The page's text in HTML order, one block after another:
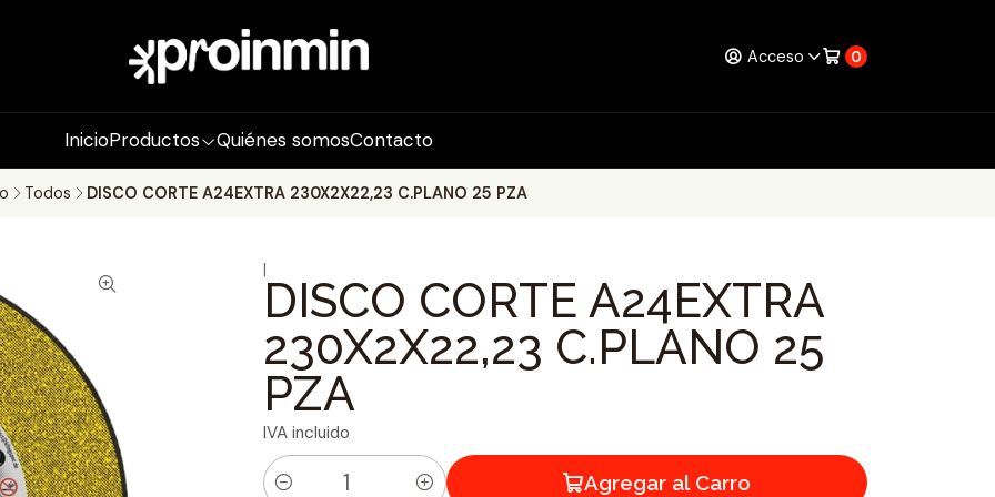
Acceso 0
InicioProductos Quiénes somosContacto
Todos DISCO CORTE A24EXTRA 230X2X22,23 C.PLANO 25 PZA
|
DISCO CORTE A24EXTRA
230X2X22,23 C.PLANO 25
PZA
IVA incluido
Agregar al Carro